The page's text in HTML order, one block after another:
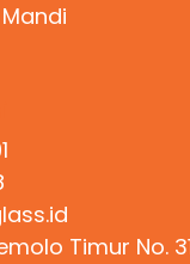
Timur No.